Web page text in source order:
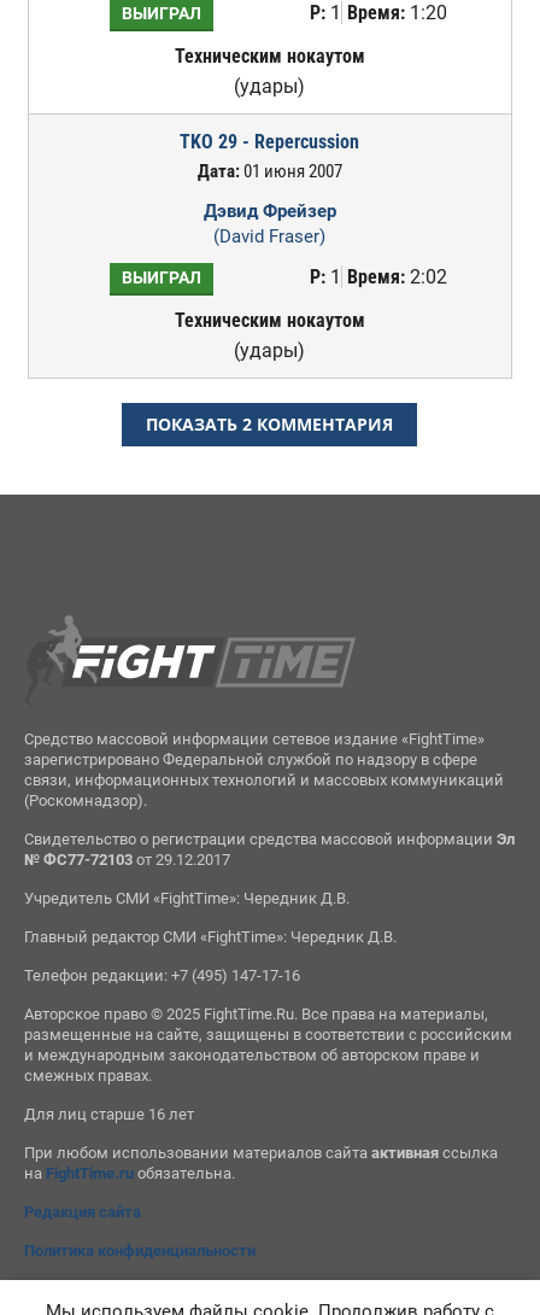
ВЫИГРАЛ Р:1 Время:1:20
Техническим нокаутом
(удары)
TKO 29 - Repercussion
Дата:01 июня 2007
Дэвид Фрейзер
(David Fraser)
ВЫИГРАЛ Р:1 Время:2:02
Техническим нокаутом
(удары)
ПОКАЗАТЬ 2 КОММЕНТАРИЯ
Средство массовой информации сетевое издание «FightTime»
зарегистрировано Федеральной службой по надзору в сфере
связи, информационных технологий и массовых коммуникаций
(Роскомнадзор).
Свидетельство о регистрации средства массовой информации Эл
№ ФС77-72103от 29.12.2017
Учредитель СМИ «FightTime»: Чередник Д.В.
Главный редактор СМИ «FightTime»: Чередник Д.В.
Телефон редакции: +7 (495) 147-17-16
Авторское право © 2025 FightTime.Ru. Все права на материалы,
размещенные на сайте, защищены в соответствии с российским
и международным законодательством об авторском праве и
смежных правах.
Для лиц старше 16 лет
При любом использовании материалов сайта активнаяссылка
на FightTime.ruобязательна.
Редакция сайта
Политика конфиденциальности